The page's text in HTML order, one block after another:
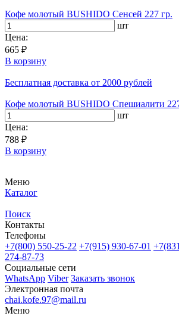
Кофе молотый BUSHIDO Сенсей 227 гр.
шт
Цена:
665 ₽
В корзину
Бесплатная доставка от 2000 рублей
Кофе молотый BUSHIDO Спешиалити
шт
Цена:
788 ₽
В корзину
Меню
Каталог
Поиск
Контакты
Телефоны
+7(800) 550-25-22 +7(915) 930-67-01
274-87-73
Социальные сети
WhatsApp Viber Заказать звонок
Электронная почта
chai.kofe.97@mail.ru
Меню